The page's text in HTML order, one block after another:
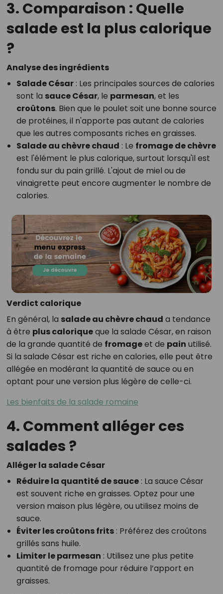
3. Comparaison : Quelle
salade est la plus calorique
?
Analyse des ingrédients
Salade César: Les principales sources de calories
sont la sauce César, le parmesan, et les
croûtons. Bien que le poulet soit une bonne source
de protéines, il n'apporte pas autant de calories
que les autres composants riches en graisses.
Salade au chèvre chaud : Le fromage de chèvre
est l'élément le plus calorique, surtout lorsqu'il est
fondu sur du pain grillé. L'ajout de miel ou de
vinaigrette peut encore augmenter le nombre de
calories.
Verdict calorique
En général, la salade au chèvre chaud a tendance
à être plus caloriqueque la salade César, en raison
de la grande quantité de fromageet de pain utilisé.
Si la salade César est riche en calories, elle peut être
allégée en modérant la quantité de sauce ou en
optant pour une version plus légère de celle-ci.
Les bienfaits de la salade romaine
4. Comment alléger ces
salades ?
Alléger la salade César
Réduire la quantité de sauce: La sauce César
est souvent riche en graisses. Optez pour une
version maison plus légère, ou utilisez moins de
sauce.
Éviter les croûtons frits: Préférez des croûtons
grillés sans huile.
Limiter le parmesan : Utilisez une plus petite
quantité de fromage pour réduire l’apport en
graisses.